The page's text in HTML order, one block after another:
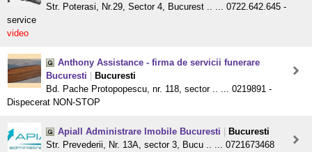
Str. Poterasi, Nr.29, Sector 4, Bucurest .. ... 0722.642.645 -
service
video
Anthony Assistance - firma de servicii funerare
Bucuresti
Bucuresti
Bd. Pache Protopopescu, nr. 118, sector .. ... 0219891 -
Dispecerat NON-STOP
Apiall Administrare Imobile Bucuresti
Bucuresti
Str. Prevederii, Nr. 13A, sector 3, Bucu .. ... 0721673468